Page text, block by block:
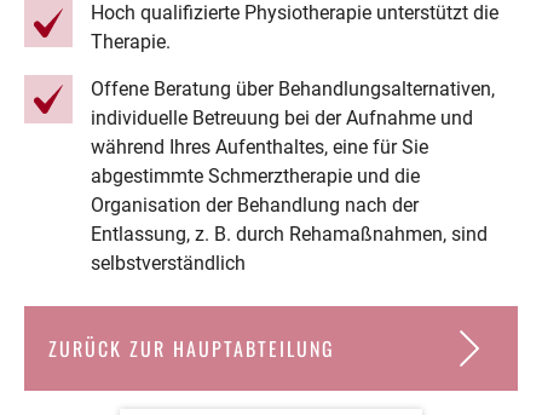
Hoch qualifizierte Physiotherapie unterstützt die
Therapie.
Offene Beratung über Behandlungsalternativen,
individuelle Betreuung bei der Aufnahme und
während Ihres Aufenthaltes, eine für Sie
abgestimmte Schmerztherapie und die
Organisation der Behandlung nach der
Entlassung, z. B. durch Rehamaßnahmen, sind
selbstverständlich
ZURÜCK ZUR HAUPTABTEILUNG